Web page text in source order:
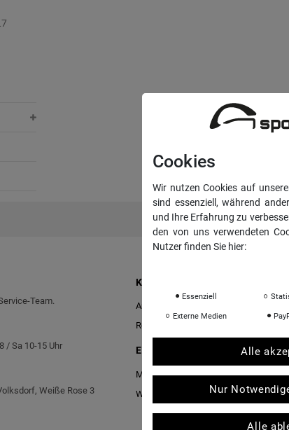
Team.
/ Sa 10-15 Uhr
Weiße Rose 3
KONTO & ANMELDUNG
Anmelden
Registrieren
EINKAUFEN
Merkliste
Warenkorb
Kasse
Cookies
Wir nutzen Cookies auf
sind essenziell, während
und Ihre Erfahrung zu
den von uns verwendeten
Nutzer finden Sie hier:
Essenziell
Externe Medien
Alle
Nur
Alle